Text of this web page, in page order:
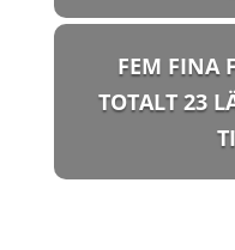
FEM FINA
TOTALT 23